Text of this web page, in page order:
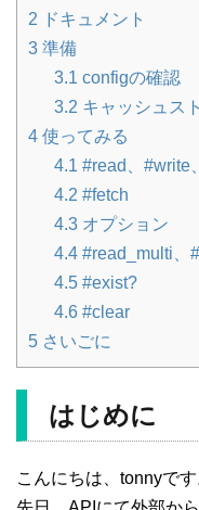
2 ドキュメント
3 準備
3.1 configの確認
3.2 キャッシュス
4 使ってみる
4.1 #read、#write
4.2 #fetch
4.3 オプション
4.4 #read_multi、
4.5 #exist?
4.6 #clear
5 さいごに
はじめに
こんにちは、tonnyです